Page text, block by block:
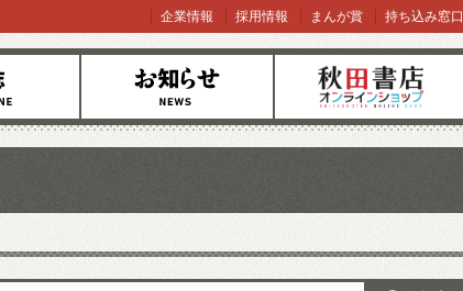
お知らせ オンラインショップ
企業情報 採用情報 まんが賞 持ち込み窓口